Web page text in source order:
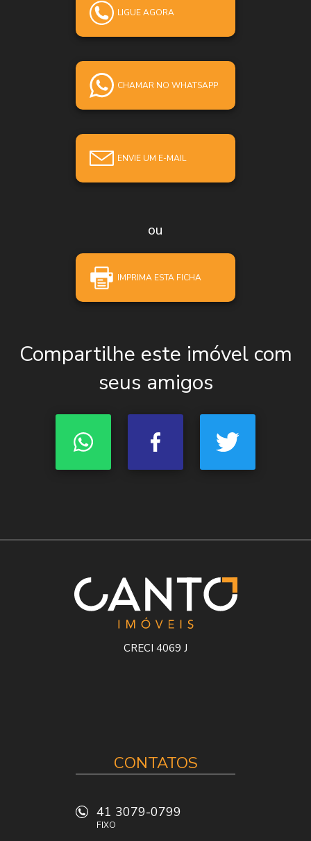
LIGUE AGORA
CHAMAR NO WHATSAPP
ENVIE UM E-MAIL
ou
IMPRIMA ESTA FICHA
Compartilhe este imóvel com
seus amigos
CRECI 4069 J
CONTATOS
41 3079-0799
FIXO